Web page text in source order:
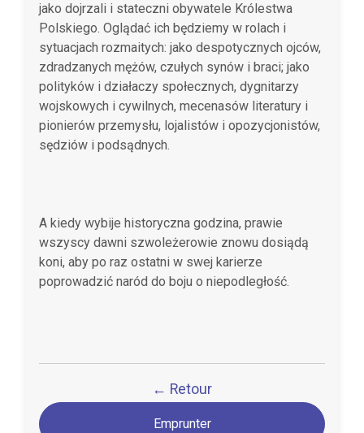
jako dojrzali i stateczni obywatele Królestwa
Polskiego. Oglądać ich będziemy w rolach i
sytuacjach rozmaitych: jako despotycznych ojców,
zdradzanych mężów, czułych synów i braci; jako
polityków i działaczy społecznych, dygnitarzy
wojskowych i cywilnych, mecenasów literatury i
pionierów przemysłu, lojalistów i opozycjonistów,
sędziów i podsądnych.
A kiedy wybije historyczna godzina, prawie
wszyscy dawni szwoleżerowie znowu dosiądą
koni, aby po raz ostatni w swej karierze
poprowadzić naród do boju o niepodległość.
← Retour
Emprunter